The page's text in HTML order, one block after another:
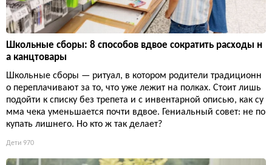
Школьные сборы: 8 способов вдвое сократить расходы н
а канцтовары
Школьные сборы — ритуал, в котором родители традиционн
о переплачивают за то, что уже лежит на полках. Стоит лишь
подойти к списку без трепета и с инвентарной описью, как су
мма чека уменьшается почти вдвое. Гениальный совет: не по
купать лишнего. Но кто ж так делает?
Дети 970